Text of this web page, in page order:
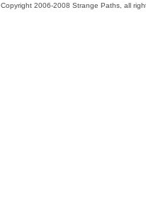
Copyright 2006-2008 Strange Paths, all